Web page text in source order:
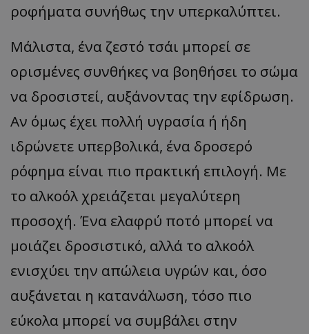
ροφήματα συνήθως την υπερκαλύπτει.
Μάλιστα, ένα ζεστό τσάι μπορεί σε
ορισμένες συνθήκες να βοηθήσει το σώμα
να δροσιστεί, αυξάνοντας την εφίδρωση.
Αν όμως έχει πολλή υγρασία ή ήδη
ιδρώνετε υπερβολικά, ένα δροσερό
ρόφημα είναι πιο πρακτική επιλογή. Με
το αλκοόλ χρειάζεται μεγαλύτερη
προσοχή. Ένα ελαφρύ ποτό μπορεί να
μοιάζει δροσιστικό, αλλά το αλκοόλ
ενισχύει την απώλεια υγρών και, όσο
αυξάνεται η κατανάλωση, τόσο πιο
εύκολα μπορεί να συμβάλει στην